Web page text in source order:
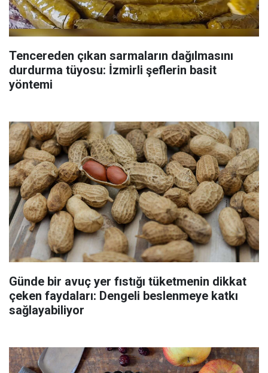
Tencereden çıkan sarmaların dağılmasını
durdurma tüyosu: İzmirli şeflerin basit
yöntemi
Günde bir avuç yer fıstığı tüketmenin dikkat
çeken faydaları: Dengeli beslenmeye katkı
sağlayabiliyor